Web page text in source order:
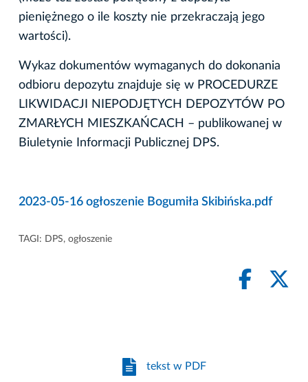
pieniężnego o ile koszty nie przekraczają jego
wartości).
Wykaz dokumentów wymaganych do dokonania
odbioru depozytu znajduje się w PROCEDURZE
LIKWIDACJI NIEPODJĘTYCH DEPOZYTÓW PO
ZMARŁYCH MIESZKAŃCACH – publikowanej w
Biuletynie Informacji Publicznej DPS.
2023-05-16 ogłoszenie Bogumiła Skibińska.pdf
TAGI: DPS, ogłoszenie
tekst w PDF